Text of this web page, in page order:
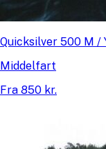
Quicksilver 500 M /
Middelfart
Fra 850 kr.